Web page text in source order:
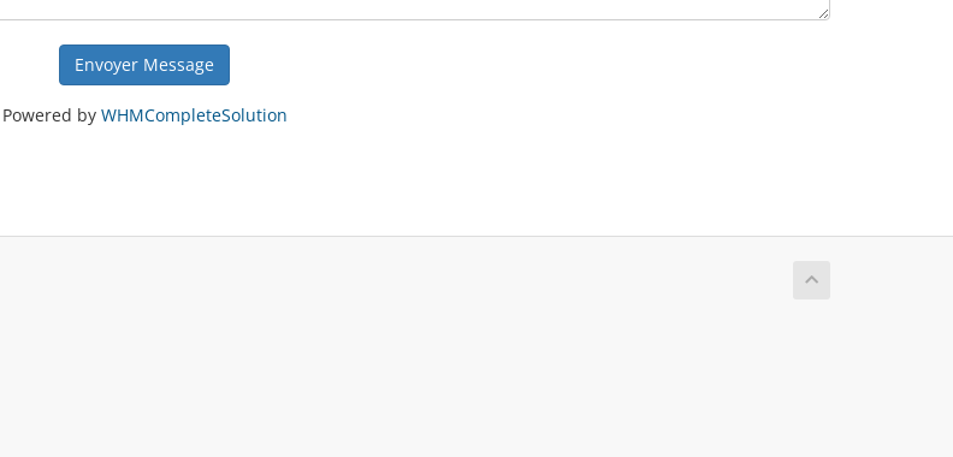
Envoyer Message
Powered by WHMCompleteSolution